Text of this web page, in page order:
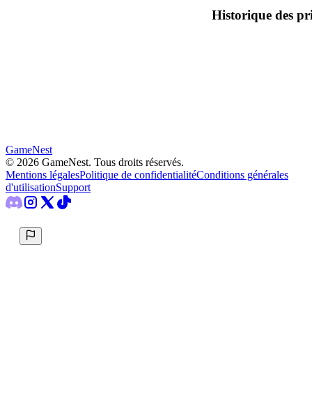
Historique des
GameNest
© 2026 GameNest. Tous droits réservés.
Mentions légalesPolitique de confidentialitéConditions générales
d'utilisationSupport